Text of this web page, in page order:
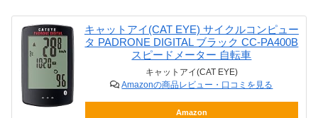
キャットアイ(CAT EYE) サイクルコンピュー
タ PADRONE DIGITAL ブラック CC-PA400B
スピードメーター 自転車
キャットアイ(CAT EYE)
Amazonの商品レビュー・口コミを見る
Amazon